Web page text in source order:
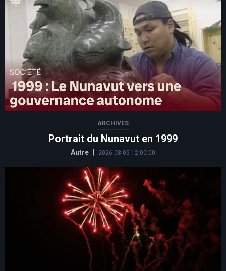
ARCHIVES
Portrait du Nunavut en 1999
Autre 2026-08-05 12:00:00